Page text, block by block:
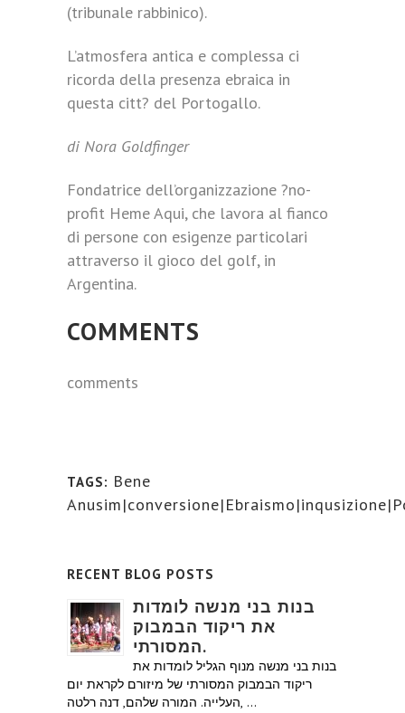
(tribunale rabbinico).
L’atmosfera antica e complessa ci
ricorda della presenza ebraica in
questa citt? del Portogallo.
di Nora Goldfinger
Fondatrice dell’organizzazione ?no-
profit Heme Aqui, che lavora al fianco
di persone con esigenze particolari
attraverso il gioco del golf, in
Argentina.
COMMENTS
comments
TAGS: Bene
RECENT BLOG POSTS
בנות בני מנשה לומדות
את ריקוד הבמבוק
המסורתי.
בנות בני מנשה מנוף הגליל לומדות את
ריקוד הבמבוק המסורתי של מיזורם לקראת יום
העלייה. המורה שלהם, דנה רלטה, …